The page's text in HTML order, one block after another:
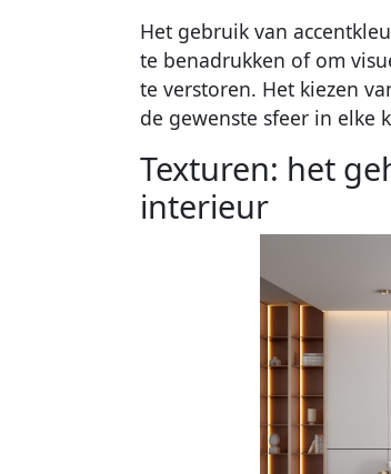
Het gebruik van
te benadrukken of om
te verstoren. Het kiezen
de gewenste sfeer in elke
Texturen: het
interieur